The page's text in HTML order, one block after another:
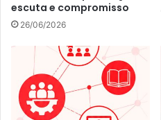
escuta e compromisso
26/06/2026